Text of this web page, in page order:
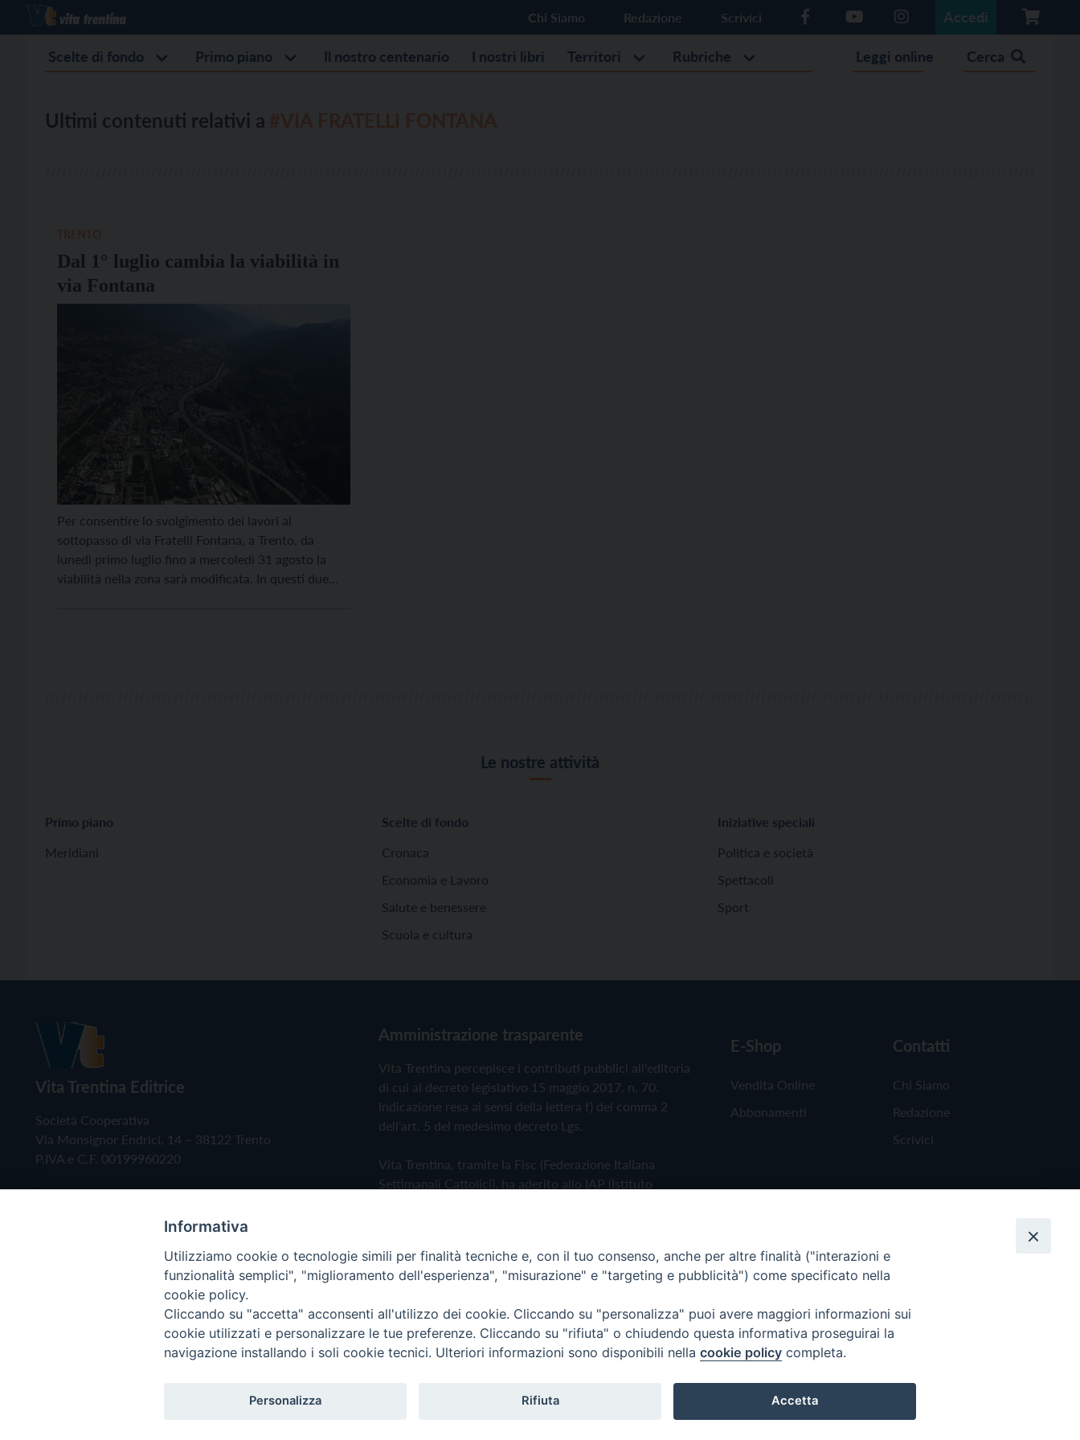
Chi Siamo Redazione Scrivici Accedi
Scelte di fondo Primo piano Il nostro centenario I nostri libri Territori Rubriche Leggi online Cerca
Ultimi contenuti relativi a
Dal 1° luglio cambia la viabilità in
via Fontana
Per consentire lo svolgimento dei lavori al
sottopasso di via Fratelli Fontana, a Trento, da
lunedì primo luglio fino a mercoledì 31 agosto la
viabilità nella zona sarà modificata. In questi due
Le nostre attività
Primo piano
Meridiani
Scelte di fondo
Cronaca
Economia e Lavoro
Salute e benessere
Scuola e cultura
Iniziative speciali
Politica e società
Spettacoli
Sport
Vita Trentina Editrice
Società Cooperativa
Via Monsignor Endrici, 14 – 38122 Trento
P.IVA e C.F. 00199960220
Amministrazione trasparente
Vita Trentina percepisce i contributi pubblici all'editoria
di cui al decreto legislativo 15 maggio 2017, n. 70.
Indicazione resa ai sensi della lettera f) del comma 2
dell'art. 5 del medesimo decreto Lgs.
Vita Trentina, tramite la Fisc (Federazione Italiana
Settimanali Cattolici), ha aderito allo IAP (Istituto
Privacy Policy Cookie Policy
E-Shop
Vendita Online
Abbonamenti
Contatti
Chi Siamo
Redazione
Scrivici
Copyright © 2019 - Tutti i diritti riservati - Vita Trentina Editrice
Informativa
Utilizziamo cookie o tecnologie simili per finalità tecniche e, con il tuo consenso, anche per altre finalità ("interazioni e
funzionalità semplici", "miglioramento dell'esperienza", "misurazione" e "targeting e pubblicità") come specificato nella
cookie policy.
Cliccando su "accetta" acconsenti all'utilizzo dei cookie. Cliccando su "personalizza" puoi avere maggiori informazioni sui
cookie utilizzati e personalizzare le tue preferenze. Cliccando su "rifiuta" o chiudendo questa informativa proseguirai la
navigazione installando i soli cookie tecnici. Ulteriori informazioni sono disponibili nella cookie policy completa.
Personalizza Rifiuta Accetta